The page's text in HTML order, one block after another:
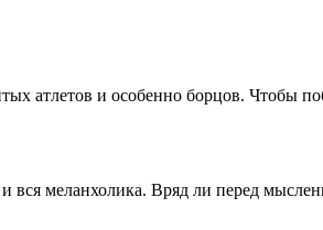
атлетов и особенно борцов. Чтобы
вся меланхолика. Вряд ли перед